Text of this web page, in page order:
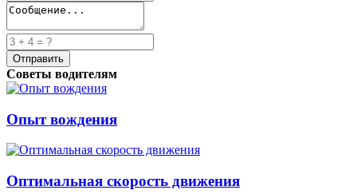
Советы водителям
Опыт вождения
Оптимальная скорость движения